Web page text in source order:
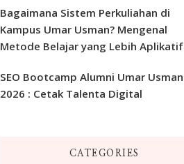
Bagaimana Sistem Perkuliahan di
Kampus Umar Usman? Mengenal
Metode Belajar yang Lebih Aplikatif
SEO Bootcamp Alumni Umar Usman
2026 : Cetak Talenta Digital
CATEGORIES